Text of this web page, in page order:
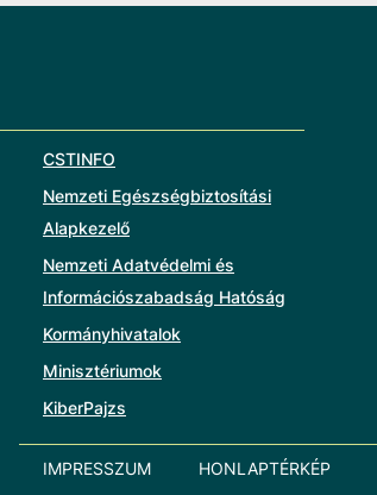
CSTINFO
Nemzeti Egészségbiztosítási
Alapkezelő
Nemzeti Adatvédelmi és
Információszabadság Hatóság
Kormányhivatalok
Minisztériumok
KiberPajzs
IMPRESSZUM HONLAPTÉRKÉP